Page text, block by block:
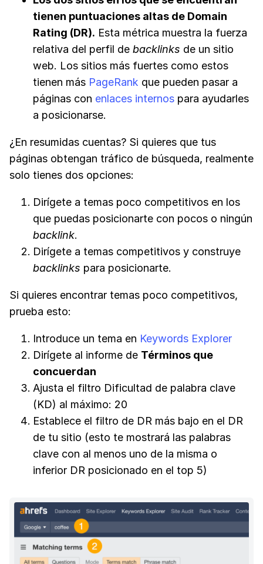
tienen puntuaciones altas de Domain
Rating (DR). Esta métrica muestra la fuerza
relativa del perfil de backlinks de un sitio
web. Los sitios más fuertes como estos
tienen más PageRank que pueden pasar a
páginas con enlaces internos para ayudarles
a posicionarse.
¿En resumidas cuentas? Si quieres que tus
páginas obtengan tráfico de búsqueda, realmente
solo tienes dos opciones:
Dirígete a temas poco competitivos en los
que puedas posicionarte con pocos o ningún
backlink.
Dirígete a temas competitivos y construye
backlinks para posicionarte.
Si quieres encontrar temas poco competitivos,
prueba esto:
Introduce un tema en Keywords Explorer
Dirígete al informe de Términos que
concuerdan
Ajusta el filtro Dificultad de palabra clave
(KD) al máximo: 20
Establece el filtro de DR más bajo en el DR
de tu sitio (esto te mostrará las palabras
clave con al menos uno de la misma o
inferior DR posicionado en el top 5)